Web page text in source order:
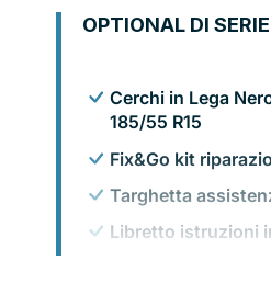
OPTIONAL DI SERIE
Cerchi in Lega
185/55 R15
Fix&Go kit
Targhetta
Libretto istruzioni